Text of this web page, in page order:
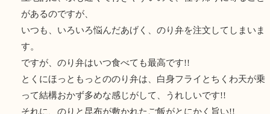
があるのですが、
いつも、いろいろ悩んだあげく、のり弁を注文してしまいま
す。
ですが、のり弁はいつ食べても最高です!!
とくにほっともっとののり弁は、白身フライとちくわ天が乗
って結構おかず多めな感じがして、うれしいです!!
それに、のりと昆布が敷かれたご飯がとにかく旨い!!